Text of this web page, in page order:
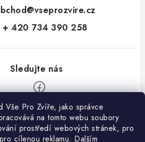
Vše Pro Zvíře, jako správce
na tomto webu soubory
prostředí webových stránek, pro
cílenou reklamu. Dalším
@vseprozvire.cz
+ 420 734 390 258